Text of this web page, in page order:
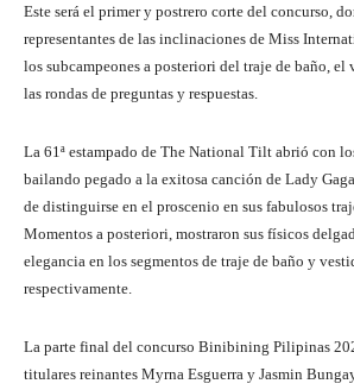
Este será el primer y postrero corte del concurso,
representantes de las inclinaciones de Miss
los subcampeones a posteriori del traje de baño, el
las rondas de preguntas y respuestas.
La 61ª estampado de The National Tilt abrió con
bailando pegado a la exitosa canción de Lady
de distinguirse en el proscenio en sus fabulosos
Momentos a posteriori, mostraron sus físicos
elegancia en los segmentos de traje de baño y
respectivamente.
La parte final del concurso Binibining Pilipinas
titulares reinantes Myrna Esguerra y Jasmin